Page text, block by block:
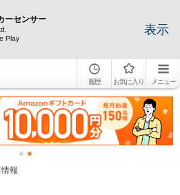
ーセンサー
Play
表示
履歴 お気に入り メニュー
報